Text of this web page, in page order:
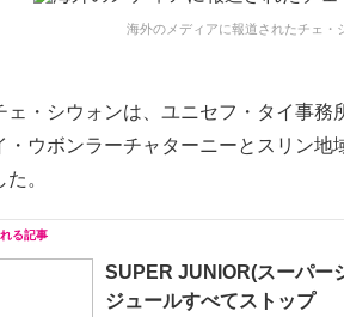
海外のメディアに報道されたチェ・
ェ・シウォンは、ユニセフ・タイ事務
・ウボンラーチャターニーとスリン地
。
SUPER JUNIOR(スーパー
ジュールすべてストップ